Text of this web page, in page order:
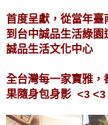
首度呈獻，從當年
到台中誠品生活綠
誠品生活文化中心
全台灣每一家寶雅
果隨身包身影 <3 <3